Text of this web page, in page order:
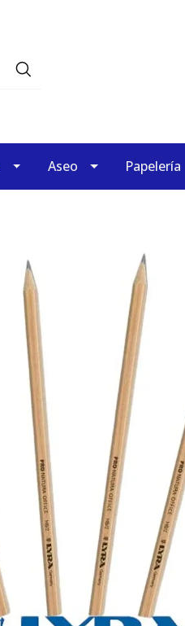
Aseo Papelería